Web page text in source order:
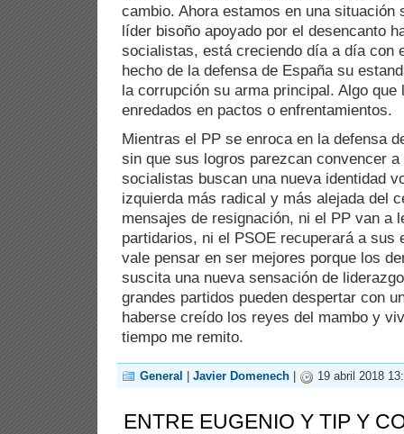
cambio. Ahora estamos en una situación
líder bisoño apoyado por el desencanto
socialistas, está creciendo día a día con
hecho de la defensa de España su
la corrupción su arma principal. Algo que
enredados en pactos o enfrentamientos.
Mientras el PP se enroca en la defensa
sin que sus logros parezcan convencer
socialistas buscan una nueva identidad
izquierda más radical y más alejada del
mensajes de resignación, ni el PP van a
partidarios, ni el PSOE recuperará a sus
vale pensar en ser mejores porque los
suscita una nueva sensación de
grandes partidos pueden despertar con
haberse creído los reyes del mambo y
tiempo me remito.
General Javier Domenech 19 abril 2018
ENTRE EUGENIO Y TIP Y